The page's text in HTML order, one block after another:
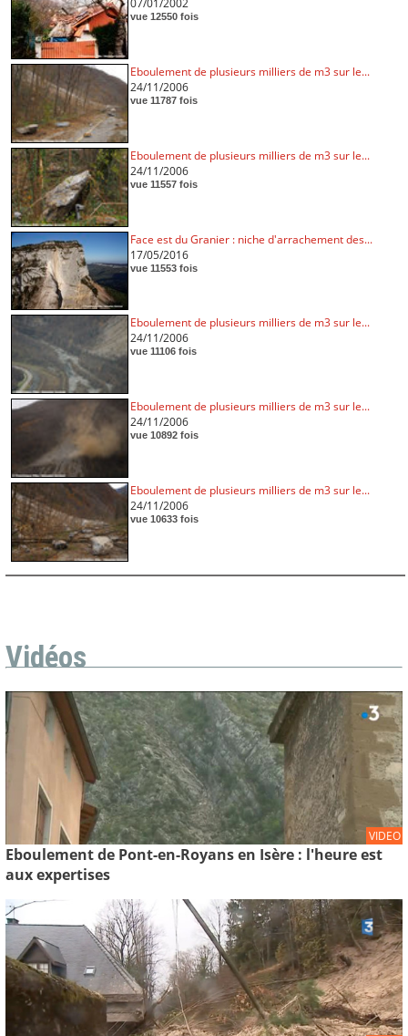
vue 12550 fois
Eboulement de plusieurs milliers de m3 sur le...
24/11/2006
vue 11787 fois
Eboulement de plusieurs milliers de m3 sur le...
24/11/2006
vue 11557 fois
Face est du Granier : niche d'arrachement des...
17/05/2016
vue 11553 fois
Eboulement de plusieurs milliers de m3 sur le...
24/11/2006
vue 11106 fois
Eboulement de plusieurs milliers de m3 sur le...
24/11/2006
vue 10892 fois
Eboulement de plusieurs milliers de m3 sur le...
24/11/2006
vue 10633 fois
Vidéos
VIDEO
Eboulement de Pont-en-Royans en Isère : l'heure est
aux expertises